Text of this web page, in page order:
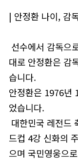
| 안정환 나이, 감
선수에서 감독으
대로 안정환은 감
습니다.
안정환은 1976년
었습니다.
대한민국 레전드
드컵 4강 신화의
으며 국민영웅으